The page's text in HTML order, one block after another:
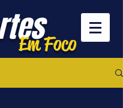
Em Foco